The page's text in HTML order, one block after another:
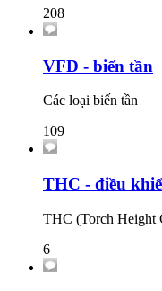
208
VFD - biến tần
Các loại biến tần
109
THC - điều
THC (Torch Height
6